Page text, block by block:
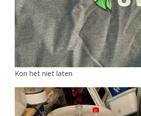
Kon het niet laten